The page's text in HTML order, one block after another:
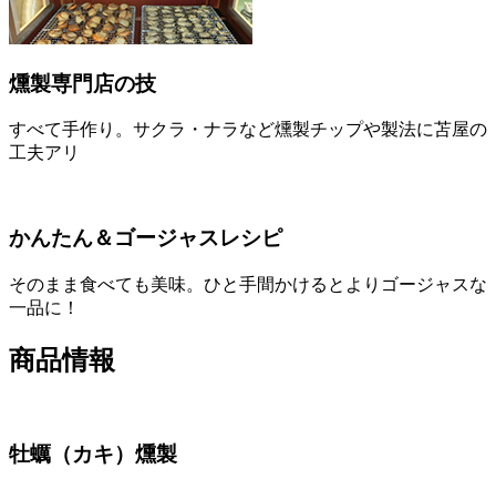
燻製専門店の技
すべて手作り。サクラ・ナラなど燻製チップや製法に苫屋の
工夫アリ
かんたん＆ゴージャスレシピ
そのまま食べても美味。ひと手間かけるとよりゴージャスな
一品に！
商品情報
牡蠣 （カキ） 燻製